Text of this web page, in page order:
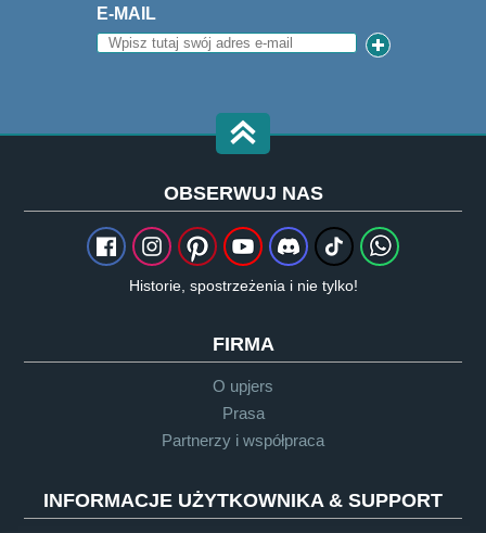
E-MAIL
OBSERWUJ NAS
Historie, spostrzeżenia i nie tylko!
FIRMA
O upjers
Prasa
Partnerzy i współpraca
INFORMACJE UŻYTKOWNIKA & SUPPORT